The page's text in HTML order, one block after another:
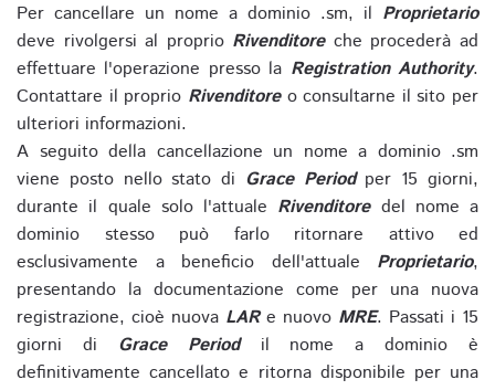
Per cancellare un nome a dominio .sm, il Proprietario
deve rivolgersi al proprio Rivenditoreche procederà ad
effettuare l'operazione presso la Registration Authority.
Contattare il proprio Rivenditoreo consultarne il sito per
ulteriori informazioni.
A seguito della cancellazione un nome a dominio .sm
viene posto nello stato di Grace Periodper 15 giorni,
durante il quale solo l'attuale Rivenditoredel nome a
dominio stesso può farlo ritornare attivo ed
esclusivamente a beneficio dell'attuale Proprietario,
presentando la documentazione come per una nuova
registrazione, cioè nuova LARe nuovo MRE. Passati i 15
giorni di Grace Periodil nome a dominio è
definitivamente cancellato e ritorna disponibile per una